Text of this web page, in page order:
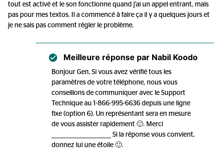
tout est activé et le son fonctionne quand j'ai un appel entrant, mais
pas pour mes textos. Il a commencé à faire ça il y a quelques jours et
je ne sais pas comment régler le problème.
Meilleure réponse par Nabil Koodo
Bonjour Gen, Si vous avez vérifié tous les
paramètres de votre téléphone, nous vous
conseillons de communiquer avec le Support
Technique au 1-866-995-6636 depuis une ligne
fixe (option 6). Un représentant sera en mesure
de vous assister rapidement 🙂. Merci
________________________ Si la réponse vous convient,
donnez lui une étoile 🙂.